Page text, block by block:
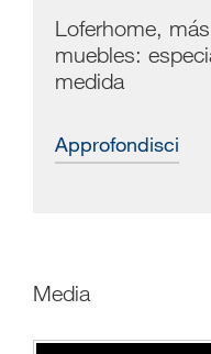
Loferhome,
muebles:
medida
approfondisci
media